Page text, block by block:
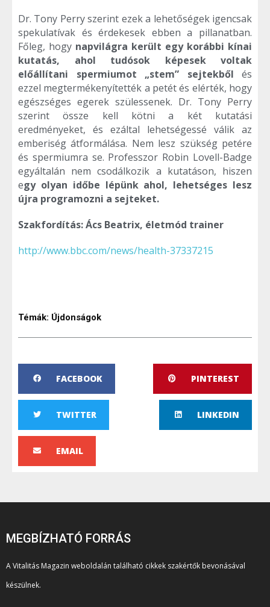
Dr. Tony Perry szerint ezek a lehetőségek igencsak
spekulatívak és érdekesek ebben a pillanatban.
Főleg, hogy napvilágra került egy korábbi kínai
kutatás, ahol tudósok képesek voltak
előállítani spermiumot „stem” sejtekből és
ezzel megtermékenyítették a petét és elérték, hogy
egészséges egerek szülessenek. Dr. Tony Perry
szerint össze kell kötni a két kutatási
eredményeket, és ezáltal lehetségessé válik az
emberiség átformálása. Nem lesz szükség petére
és spermiumra se. Professzor Robin Lovell-Badge
egyáltalán nem csodálkozik a kutatáson, hiszen
egy olyan időbe lépünk ahol, lehetséges lesz
újra programozni a sejteket.
Szakfordítás: Ács Beatrix, életmód trainer
http://www.bbc.com/news/health-37337215
Témák: Újdonságok
FACEBOOK PINTEREST
TWITTER LINKEDIN
EMAIL
MEGBÍZHATÓ FORRÁS
A Vitalitás Magazin weboldalán található cikkek szakértők bevonásával
készülnek.